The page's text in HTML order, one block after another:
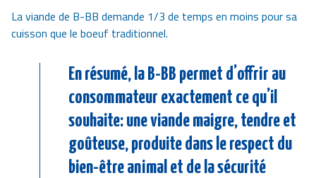
La viande de B-BB demande 1/3 de temps en moins pour sa
cuisson que le boeuf traditionnel.
En résumé, la B-BB permet d’offrir au
consommateur exactement ce qu’il
souhaite: une viande maigre, tendre et
goûteuse, produite dans le respect du
bien-être animal et de la sécurité